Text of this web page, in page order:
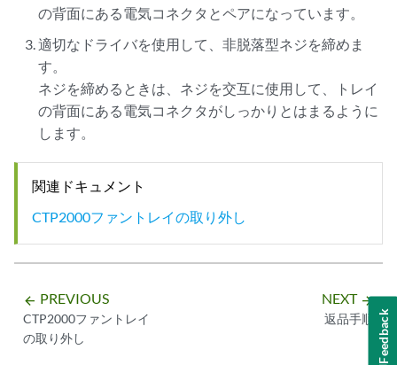
の背面にある電気コネクタとペアになっています。
適切なドライバを使用して、非脱落型ネジを締めま
す。
ネジを締めるときは、ネジを交互に使用して、トレイ
の背面にある電気コネクタがしっかりとはまるように
します。
関連ドキュメント
CTP2000ファントレイの取り外し
arrow_backward PREVIOUS
CTP2000ファントレイ
の取り外し
NEXT arrow_forward
返品手順 Feedback